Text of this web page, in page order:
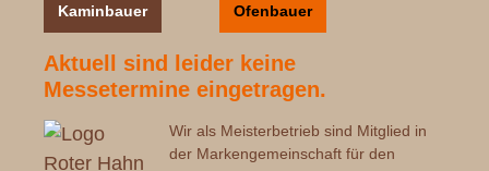
Kaminbauer Ofenbauer
Aktuell sind leider keine
Messetermine eingetragen.
Wir als Meisterbetrieb sind Mitglied in
der Markengemeinschaft für den